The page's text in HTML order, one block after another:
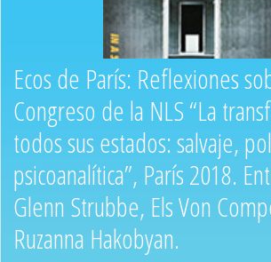
Ecos de París: Reflexiones
Congreso de la NLS “La
todos sus estados: salvaje,
psicoanalítica”, París 2018.
Glenn Strubbe, Els Von
Ruzanna Hakobyan.